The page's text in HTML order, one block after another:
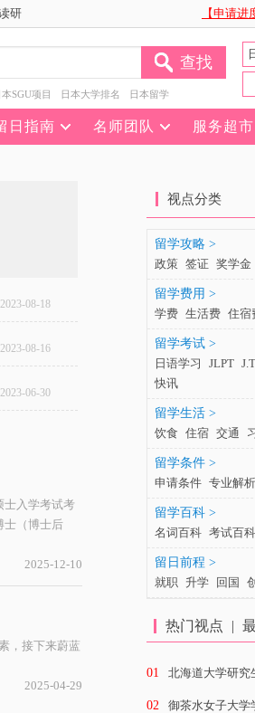
研 【申请进
查找
本SGU项目 日本大学排名 日本留学
日指南 名师团队 服务超市
2023-08-18
2023-08-16
2023-06-30
士入学考试考
士（博士后
2025-12-10
，接下来蔚蓝
2025-04-29
视点分类
留学攻略 >
政策 签证 奖学金
留学费用 >
学费 生活费 住宿
留学考试 >
日语学习
JLPT
快讯
留学生活 >
饮食 住宿 交通
留学条件 >
申请条件 专业解析
留学百科 >
名词百科 考试百科
留日前程 >
就职 升学 回国
热门视点 |
01 北海道大学研究生申
02 御茶水女子大学学部申